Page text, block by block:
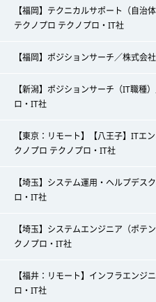
【福岡】テクニカルサポート（自治
テクノプロ テクノプロ・IT社
【福岡】ポジションサーチ／株式会
【新潟】ポジションサーチ（IT職種
ロ・IT社
【東京：リモート】【八王子】ITエ
クノプロ テクノプロ・IT社
【埼玉】システム運用・ヘルプデス
ロ・IT社
【埼玉】システムエンジニア（ポテ
クノプロ・IT社
【福井：リモート】インフラエンジ
ロ・IT社